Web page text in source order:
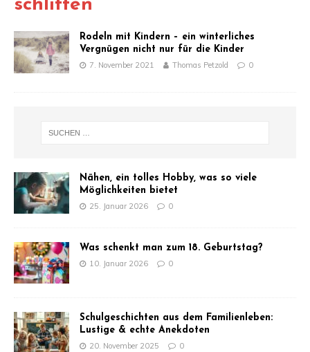
schlitten
Rodeln mit Kindern – ein winterliches
Vergnügen nicht nur für die Kinder
7. November 2021 Thomas Petzold 0
Nähen, ein tolles Hobby, was so viele
Möglichkeiten bietet
25. Januar 2026 0
Was schenkt man zum 18. Geburtstag?
10. Januar 2026 0
Schulgeschichten aus dem Familienleben:
Lustige & echte Anekdoten
20. November 2025 0